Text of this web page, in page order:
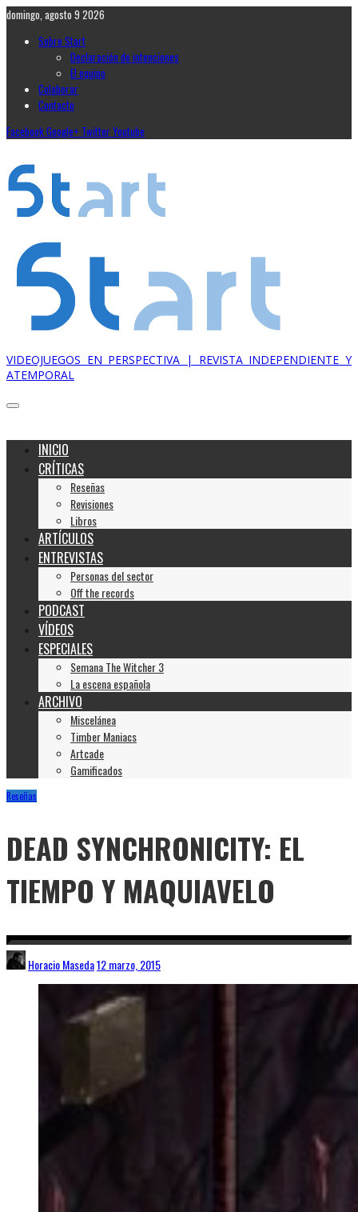
domingo, agosto 9 2026
Sobre Start
Declaración de intenciones
El equipo
Colaborar
Contacto
FacebookGoogle+ TwitterYoutube
VIDEOJUEGOS EN PERSPECTIVA | REVISTA INDEPENDIENTE Y
ATEMPORAL
INICIO
CRÍTICAS
Reseñas
Revisiones
Libros
ARTÍCULOS
ENTREVISTAS
Personas del sector
Off the records
PODCAST
VÍDEOS
ESPECIALES
Semana The Witcher 3
La escena española
ARCHIVO
Miscelánea
Timber Maniacs
Artcade
Gamificados
Reseñas
DEAD SYNCHRONICITY: EL
TIEMPO Y MAQUIAVELO
Horacio Maseda12 marzo, 2015